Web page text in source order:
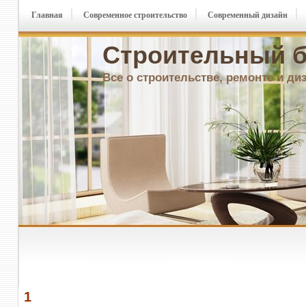
Строительный
Все о строительстве, ремонте и
Главная Современное строительство Современный дизайн
1